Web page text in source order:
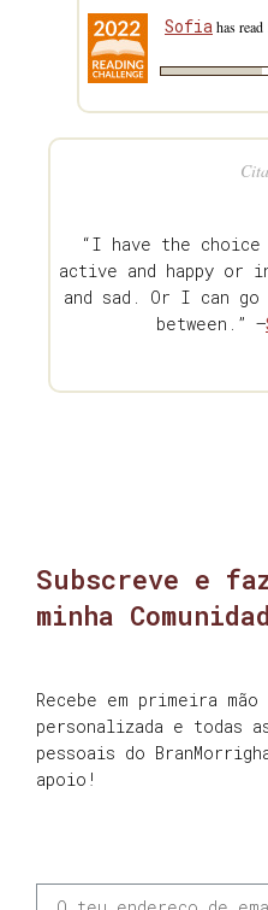
Sofiahas
“I have the
active and happy or
and sad. Or I can
between.” —
Subscreve e
minha
Recebe em primeira mão
personalizada e todas
pessoais do
apoio!